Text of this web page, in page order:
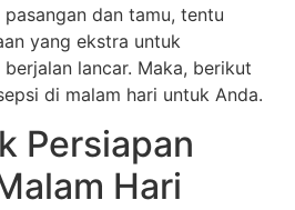
dan tamu, tentu
yang ekstra untuk
lancar. Maka, berikut
di malam hari untuk Anda.
Persiapan
Hari